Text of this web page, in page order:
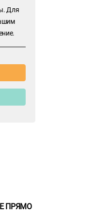
Для
ПРЯМО